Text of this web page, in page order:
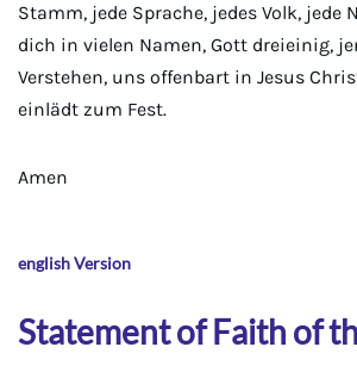
Stamm, jede Sprache, jedes Volk, jede
dich in vielen Namen, Gott dreieinig,
Verstehen, uns offenbart in Jesus
einlädt zum Fest.
Amen
english Version
Statement of Faith of